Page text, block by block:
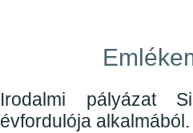
Irodalmi pályázat
évfordulója alkalmából.